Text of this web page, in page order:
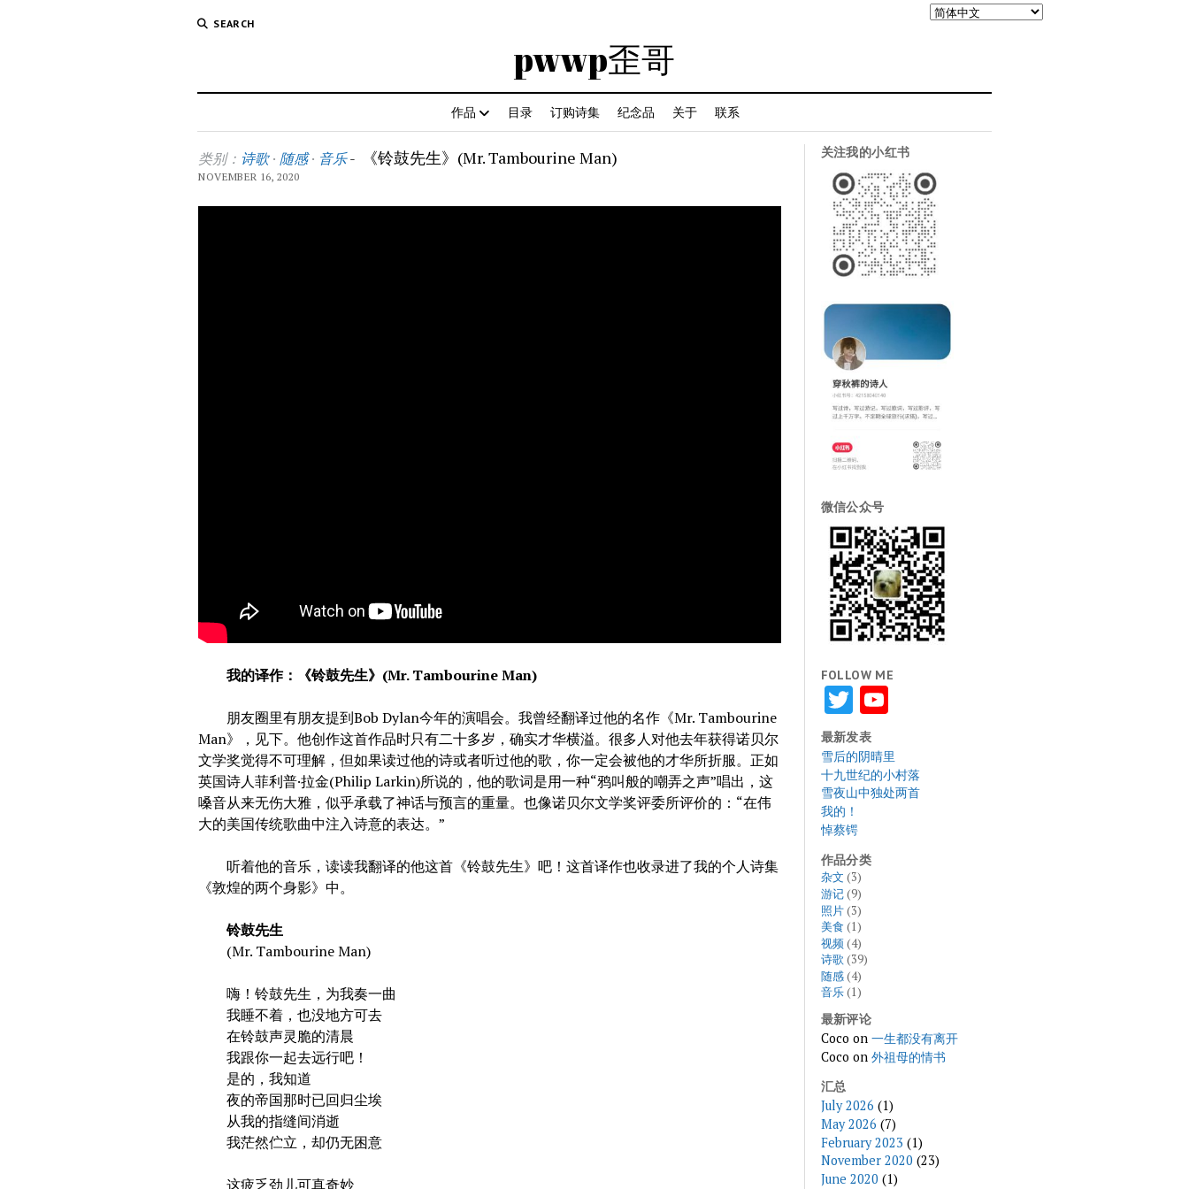
SEARCH
pwwp歪哥
作品 目录 订购诗集 纪念品 关于 联系
类别： 诗歌· 随感· 音乐- 《铃鼓先生》(Mr. Tambourine Man)
NOVEMBER 16, 2020
我的译作：《铃鼓先生》(Mr. Tambourine Man)
朋友圈里有朋友提到Bob Dylan今年的演唱会。我曾经翻译过他的名作《Mr. Tambourine
Man》，见下。他创作这首作品时只有二十多岁，确实才华横溢。很多人对他去年获得诺贝尔
文学奖觉得不可理解，但如果读过他的诗或者听过他的歌，你一定会被他的才华所折服。正如
英国诗人菲利普·拉金(Philip Larkin)所说的，他的歌词是用一种“鸦叫般的嘲弄之声”唱出，这
嗓音从来无伤大雅，似乎承载了神话与预言的重量。也像诺贝尔文学奖评委所评价的：“在伟
大的美国传统歌曲中注入诗意的表达。”
听着他的音乐，读读我翻译的他这首《铃鼓先生》吧！这首译作也收录进了我的个人诗集
《敦煌的两个身影》中。
铃鼓先生
(Mr. Tambourine Man)
嗨！铃鼓先生，为我奏一曲
我睡不着，也没地方可去
在铃鼓声灵脆的清晨
我跟你一起去远行吧！
是的，我知道
夜的帝国那时已回归尘埃
从我的指缝间消逝
我茫然伫立，却仍无困意
这疲乏劲儿可真奇妙
关注我的小红书
微信公众号
FOLLOW ME
TwitterYouTube
最新发表
雪后的阴晴里
十九世纪的小村落
雪夜山中独处两首
我的！
悼蔡锷
作品分类
杂文 (3)
游记(9)
照片(3)
美食 (1)
视频(4)
诗歌 (39)
随感(4)
音乐(1)
最新评论
Coco on 一生都没有离开
Coco on 外祖母的情书
汇总
July 2026 (1)
May 2026 (7)
February 2023 (1)
November 2020 (23)
June 2020 (1)